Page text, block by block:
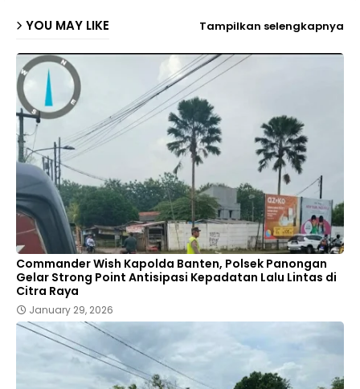
YOU MAY LIKE Tampilkan selengkapnya
Commander Wish Kapolda Banten, Polsek Panongan
Gelar Strong Point Antisipasi Kepadatan Lalu Lintas di
Citra Raya
January 29, 2026